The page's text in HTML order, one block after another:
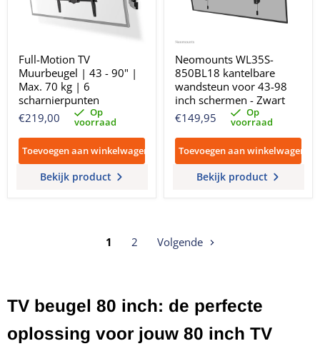
Full-Motion TV
Muurbeugel | 43 - 90" |
Max. 70 kg | 6
scharnierpunten
€219,00
Op
voorraad
Toevoegen aan winkelwagen
Bekijk product
Neomounts WL35S-
850BL18 kantelbare
wandsteun voor 43-98
inch schermen - Zwart
€149,95
Op
voorraad
Toevoegen aan winkelwagen
Bekijk product
1 2 Volgende
TV beugel 80 inch: de perfecte
oplossing voor jouw 80 inch TV